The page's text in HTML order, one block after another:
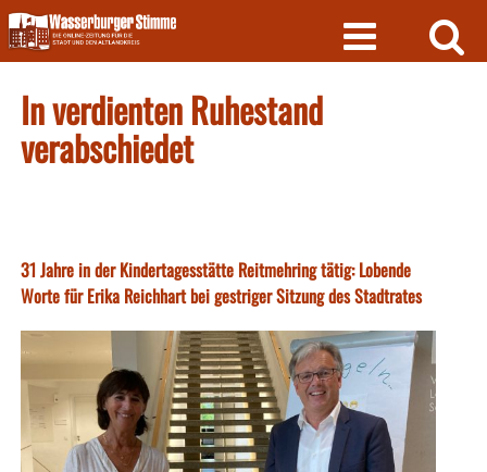
Skip
to
content
In verdienten Ruhestand
verabschiedet
31 Jahre in der Kindertagesstätte Reitmehring tätig: Lobende
Worte für Erika Reichhart bei gestriger Sitzung des Stadtrates